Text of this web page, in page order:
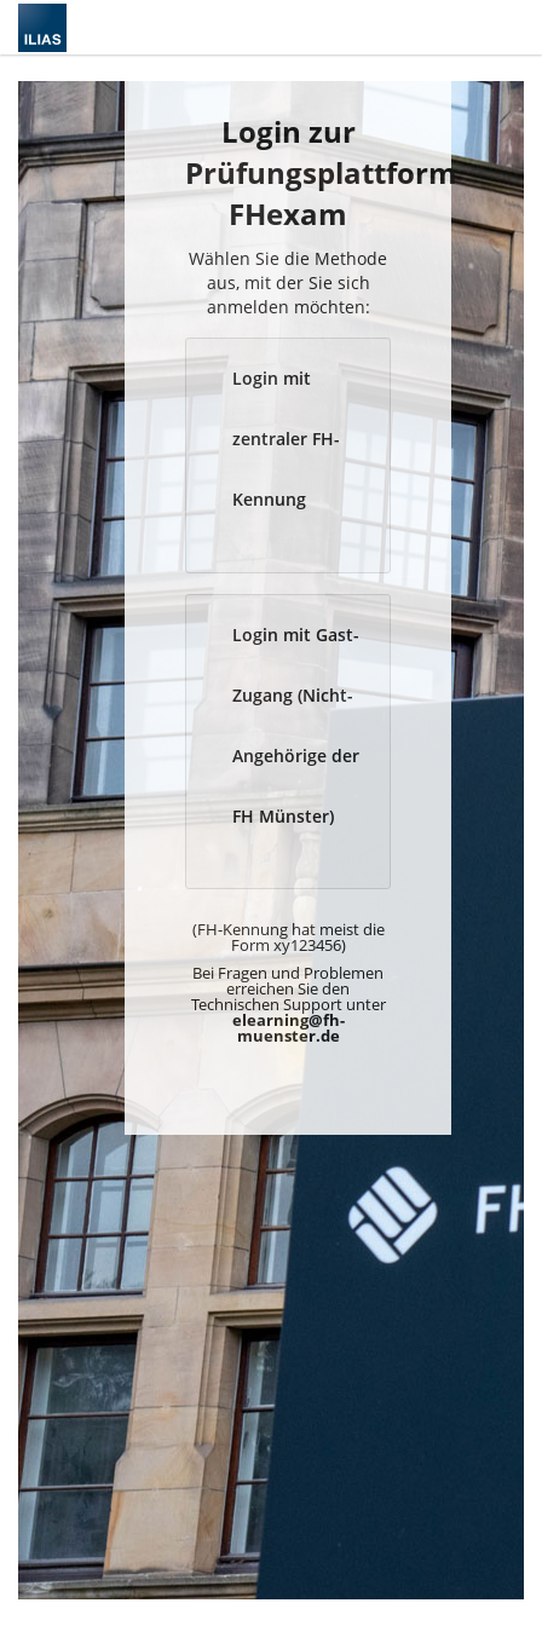
Login zur
Prüfungsplattform
FHexam
Wählen Sie die Methode
aus, mit der Sie sich
anmelden möchten:
Login mit
zentraler FH-
Kennung
Login mit Gast-
Zugang (Nicht-
Angehörige der
FH Münster)
(FH-Kennung hat meist die
Form xy123456)
Bei Fragen und Problemen
erreichen Sie den
Technischen Support unter
elearning@fh-
muenster.de